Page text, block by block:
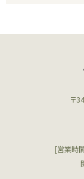
〒
[営業時